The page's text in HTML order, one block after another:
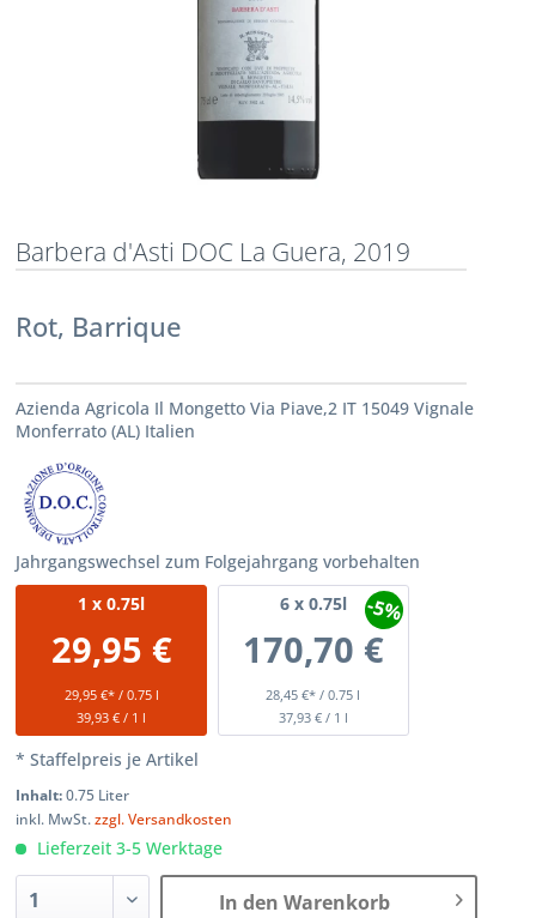
Barbera d'Asti DOC La Guera, 2019
Rot, Barrique
Azienda Agricola Il Mongetto Via Piave,2 IT 15049 Vignale
Monferrato (AL) Italien
Jahrgangswechsel zum Folgejahrgang vorbehalten
1 x 0.75l
29,95 €
29,95 €* / 0.75 l
39,93 € / 1 l
6x 0.75l
170,70 €
28,45 €* / 0.75 l
-5%
37,93 € / 1 l
* Staffelpreis je Artikel
Inhalt:0.75 Liter
inkl. MwSt.zzgl. Versandkosten
Lieferzeit 3-5 Werktage
In den Warenkorb